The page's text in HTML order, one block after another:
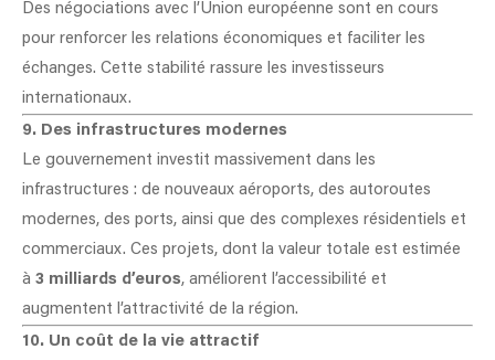
Des négociations avec l’Union européenne sont en cours
pour renforcer les relations économiques et faciliter les
échanges. Cette stabilité rassure les investisseurs
internationaux.
9. Des infrastructures modernes
Le gouvernement investit massivement dans les
infrastructures : de nouveaux aéroports, des autoroutes
modernes, des ports, ainsi que des complexes résidentiels et
commerciaux. Ces projets, dont la valeur totale est estimée
à 3 milliards d’euros, améliorent l’accessibilité et
augmentent l’attractivité de la région.
10. Un coût de la vie attractif